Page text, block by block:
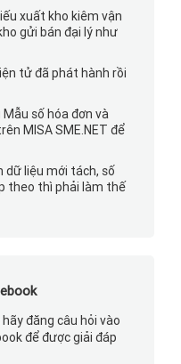
xuất kho kiêm vận
gửi bán đại lý như
tử đã phát hành rồi
số hóa đơn và
MISA SME.NET để
dữ liệu mới tách, số
theo thì phải làm thế
đăng câu hỏi vào
để được giải đáp